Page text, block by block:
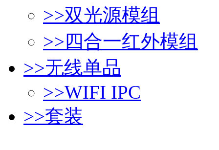
>>双光源模组
>>四合一红外模组
>>无线单品
>>WIFI IPC
>>套装